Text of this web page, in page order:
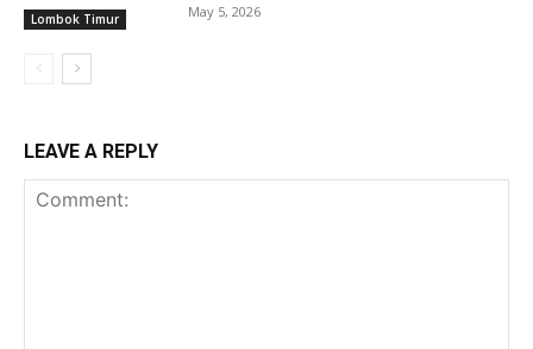
Lombok Timur May 5, 2026
LEAVE A REPLY